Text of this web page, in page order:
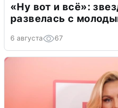
«Ну вот и всё»:
развелась с
6 августа 67